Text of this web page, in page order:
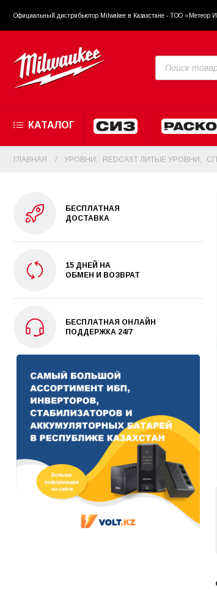
Официальный диcтрибьютор Milwakee в Казахстане - ТОО «Метеор
КАТАЛОГ
ГЛАВНАЯ УРОВНИ REDCAST ЛИТЫЕ УРОВНИ
БЕСПЛАТНАЯ
ДОСТАВКА
15 ДНЕЙ НА
ОБМЕН И ВОЗВРАТ
БЕСПЛАТНАЯ ОНЛАЙН
ПОДДЕРЖКА 24/7